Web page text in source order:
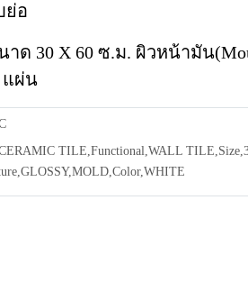
ย่อ
าด 30 X 60 ซ.ม. ผิวหน้ามัน
แผ่น
TILE,Functional,WALL TILE,Size,
,GLOSSY,MOLD,Color,WHITE